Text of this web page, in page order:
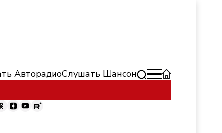
АвторадиоСлушать Шансон